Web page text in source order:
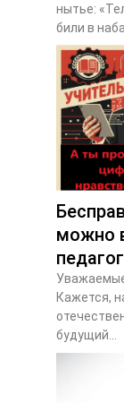
нытье:
били в
можно
Кажется,
будущий...